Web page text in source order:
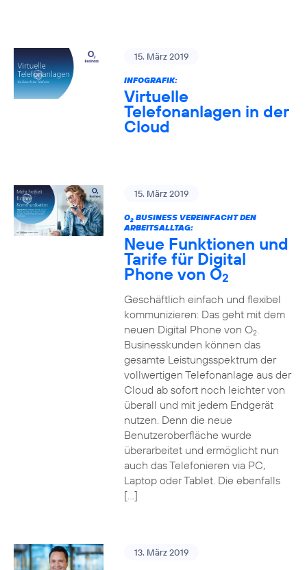
15. März 2019
INFOGRAFIK:
Virtuelle
Telefonanlagen in der
Cloud
15. März 2019
O2BUSINESS VEREINFACHT DEN
ARBEITSALLTAG:
Neue Funktionen und
Tarife für Digital
Phone von O2
Geschäftlich einfach und flexibel
kommunizieren: Das geht mit dem
neuen Digital Phone von O2.
Businesskunden können das
gesamte Leistungsspektrum der
vollwertigen Telefonanlage aus der
Cloud ab sofort noch leichter von
überall und mit jedem Endgerät
nutzen. Denn die neue
Benutzeroberfläche wurde
überarbeitet und ermöglicht nun
auch das Telefonieren via PC,
Laptop oder Tablet. Die ebenfalls
[…]
13. März 2019